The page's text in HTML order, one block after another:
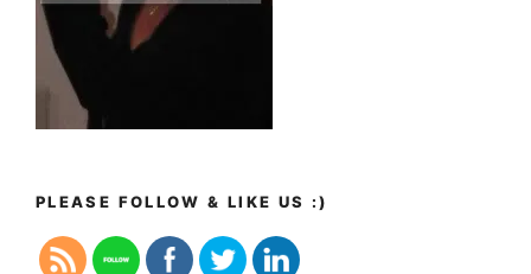
PLEASE FOLLOW & LIKE US :)